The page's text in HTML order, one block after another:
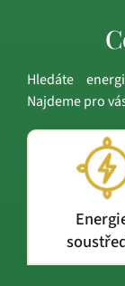
Hledáte
Najdeme pro